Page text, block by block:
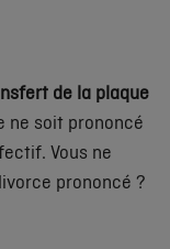
de la plaque
ne soit prononcé
Vous ne
prononcé ?